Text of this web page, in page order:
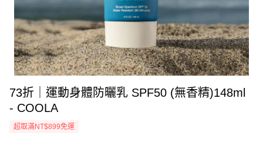
73折｜運動身體防曬乳 SPF50 (無香精)148ml
- COOLA
超取滿NT$899免運